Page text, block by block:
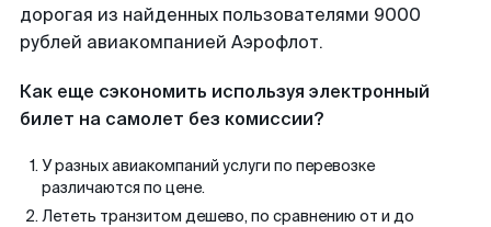
дорогая из найденных пользователями 9000
рублей авиакомпанией Аэрофлот.
Как еще сэкономить используя электронный
билет на самолет без комиссии?
У разных авиакомпаний услуги по перевозке
различаются по цене.
Лететь транзитом дешево, по сравнению от и до